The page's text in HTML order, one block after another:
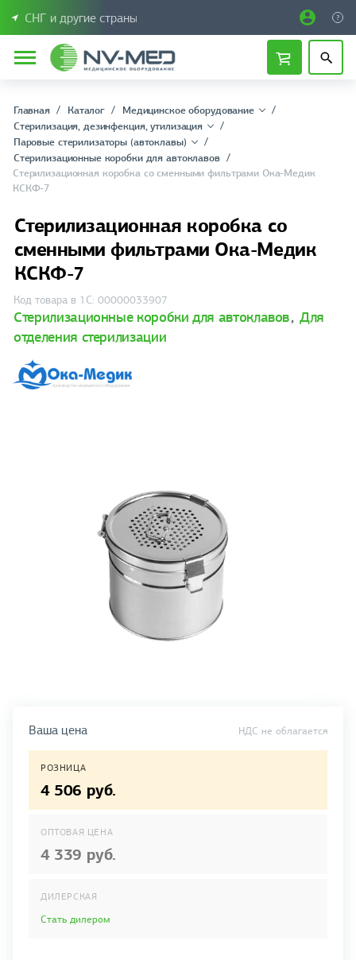
СНГ и другие страны
Главная Каталог
Медицинское оборудование
Стерилизация, дезинфекция, утилизация
Паровые стерилизаторы (автоклавы)
Стерилизационные коробки для автоклавов
Стерилизационная коробка со сменными фильтрами Ока-Медик
КСКФ-7
Стерилизационная коробка со
сменными фильтрами Ока-Медик
КСКФ-7
Код товара в 1С: 00000033907
Стерилизационные коробки для автоклавов, Для
отделения стерилизации
Ваша цена НДС не облагается
РОЗНИЦА
4 506 руб.
ОПТОВАЯ ЦЕНА
4 339 руб.
ДИЛЕРСКАЯ
Стать дилером